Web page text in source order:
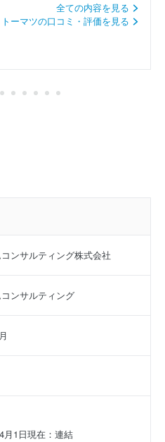
全ての内容を見る
ーマツの口コミ・評価を見る
ンサルティング株式会社
ンサルティング
月1日現在：連結